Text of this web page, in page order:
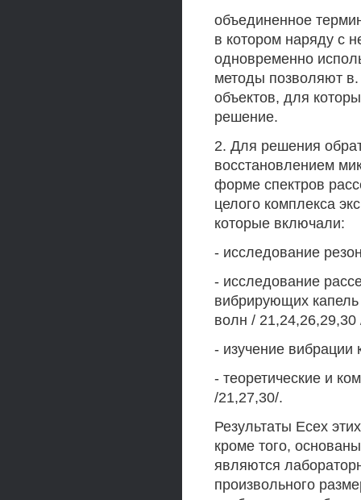
объединенное
в котором наряду с
одновременно
методы позволяют
объектов, для
решение.
2. Для решения
восстановлением
форме спектров
целого комплекса
которые включали:
- исследование
- исследование
вибрирующих
волн / 21,24,26,29,30
- изучение вибрации
- теоретические и
/21,27,30/.
Результаты Есех
кроме того,
являются
произвольного